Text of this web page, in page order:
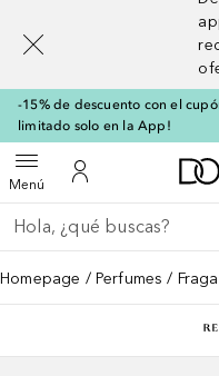
-15% de descuento con el
limitado solo en la App!
MenúAbrir menúMi cuenta
Regresar
Ejecutar búsqueda
Homepage Perfumes